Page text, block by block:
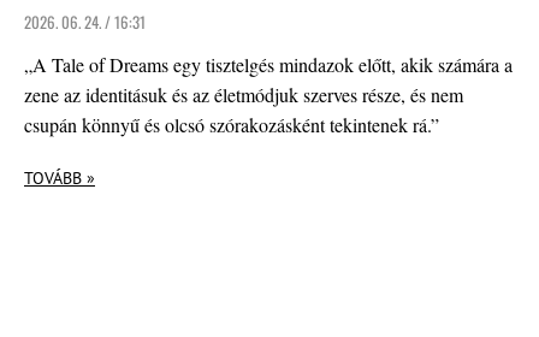
2026. 06. 24. / 16:31
„A Tale of Dreams egy tisztelgés mindazok előtt, akik számára a
zene az identitásuk és az életmódjuk szerves része, és nem
csupán könnyű és olcsó szórakozásként tekintenek rá.”
TOVÁBB »